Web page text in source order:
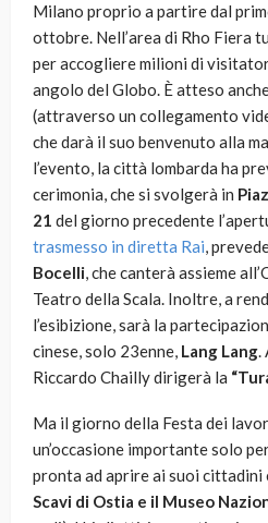
Milano proprio a partire dal
ottobre. Nell’area di Rho Fiera
per accogliere milioni di
angolo del Globo. È atteso
(attraverso un collegamento
che darà il suo benvenuto alla
l’evento, la città lombarda ha
cerimonia, che si svolgerà in
21 del giorno precedente
trasmesso in diretta Rai,
Bocelli, che canterà assieme
Teatro della Scala. Inoltre, a
l’esibizione, sarà la
cinese, solo 23enne, Lang Lang.
Riccardo Chailly dirigerà la
Ma il giorno della Festa dei
un’occasione importante solo
pronta ad aprire ai suoi cittadini
Scavi di Ostia e il Museo